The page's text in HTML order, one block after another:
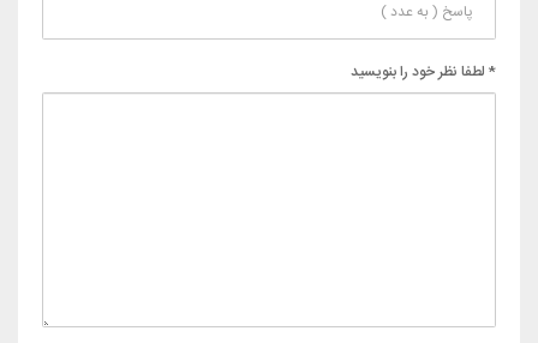
* لطفا نظر خود را بنویسید